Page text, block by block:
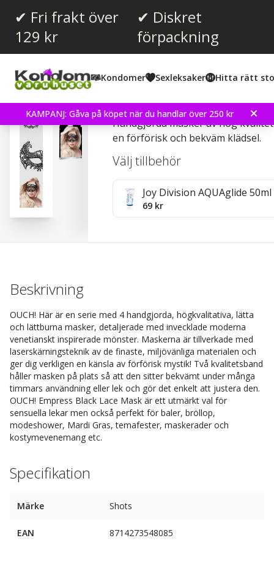
✔ Fri frakt över
129 kr
✔ Diskret
förpackning
Kondomer Sexleksaker Hitta rätt
KAMPANJ: Gåva på köpet när du handlar över 250 kr
Empress - Black Lace
Handgjorda masker av hög
en förförisk och bekväm klädsel.
Välj tillbehör
Joy Division AQUAglide
69 kr
Beskrivning
OUCH! Här är en serie med 4 handgjorda, högkvalitativa, lätta
och lättburna masker, detaljerade med invecklade moderna
venetianskt inspirerade mönster. Maskerna är tillverkade med
laserskärningsteknik av de finaste, miljövänliga materialen och
ger dig verkligen en känsla av förförisk mystik! Två kvalitetsband
håller masken på plats så att den sitter bekvämt under många
timmars användning eller lek och gör det enkelt att justera den.
OUCH! Empress Black Lace Mask är ett utmärkt val för
sensuella lekar men också perfekt för baler, bröllop,
modeshower, Mardi Gras, temafester, maskerader och
kostymevenemang etc.
Specifikation
Märke Shots
EAN 8714273548085